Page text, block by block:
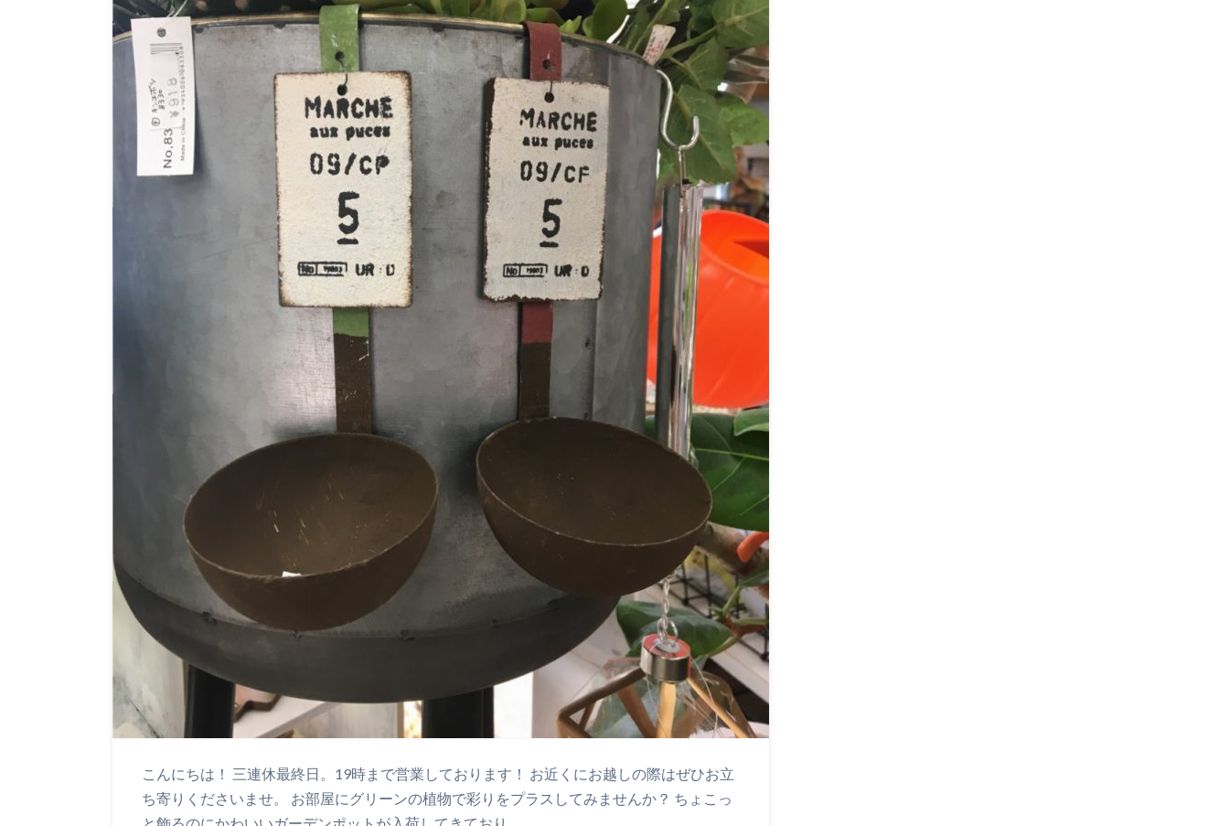
こんにちは！ 三連休最終日。19時まで営業しております！ お近くにお越しの際はぜひお立
ち寄りくださいませ。 お部屋にグリーンの植物で彩りをプラスしてみませんか？ ちょこっ